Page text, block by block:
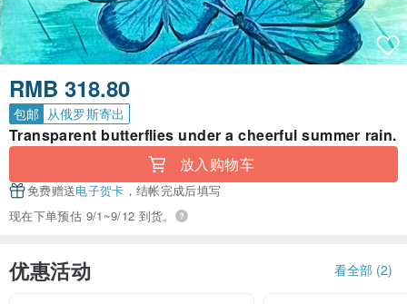
RMB 318.80
包邮 从俄罗斯寄出
Transparent butterflies under a cheerful summer rain.
放入购物车
免费赠送电子贺卡 ，结帐完成后填写
现在下单预估 9/1~9/12 到货。
优惠活动 看全部 (2)